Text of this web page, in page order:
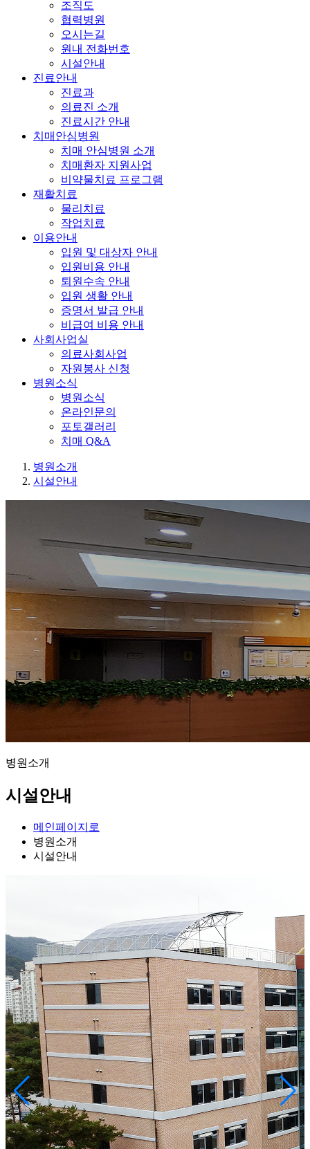
조직도
협력병원
오시는길
원내 전화번호
시설안내
진료안내
진료과
의료진 소개
진료시간 안내
치매안심병원
치매 안심병원 소개
치매환자 지원사업
비약물치료 프로그램
재활치료
물리치료
작업치료
이용안내
입원 및 대상자 안내
입원비용 안내
퇴원수속 안내
입원 생활 안내
증명서 발급 안내
비급여 비용 안내
사회사업실
의료사회사업
자원봉사 신청
병원소식
병원소식
온라인문의
포토갤러리
치매 Q&A
병원소개
시설안내
병원소개
시설안내
메인페이지로
병원소개
시설안내